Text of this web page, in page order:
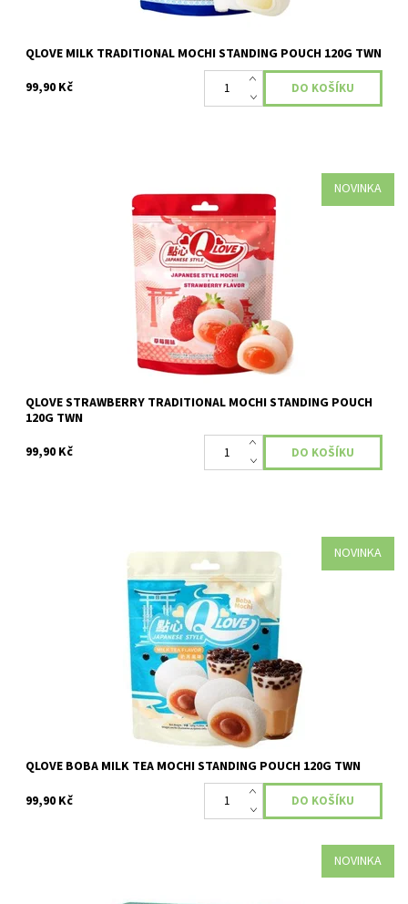
QLOVE MILK TRADITIONAL MOCHI STANDING POUCH 120G TWN
99,90 Kč
NOVINKA
Skladem
QLOVE STRAWBERRY TRADITIONAL MOCHI STANDING POUCH
120G TWN
99,90 Kč
NOVINKA
Skladem
QLOVE BOBA MILK TEA MOCHI STANDING POUCH 120G TWN
99,90 Kč
NOVINKA